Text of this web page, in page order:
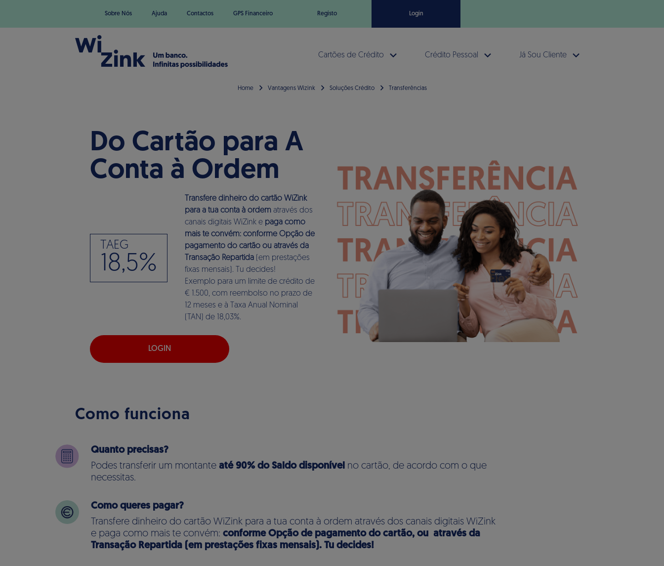
Sobre Nós Ajuda Contactos GPS Financeiro Registo Login
Cartões de Crédito Crédito Pessoal Já Sou Cliente
Home Vantagens Wizink Soluções Crédito Transferências
Do Cartão para A
Conta à Ordem
Transfere dinheiro do cartão WiZink
para a tua conta à ordem através dos
canais digitais WiZink e paga como
mais te convém: conforme Opção de
pagamento do cartão ou através da
Transação Repartida (em prestações
fixas mensais). Tu decides!
Exemplo para um limite de crédito de
€ 1.500, com reembolso no prazo de
12 meses e à Taxa Anual Nominal
(TAN) de 18,03%.
TAEG
18,5%
LOGIN
Como funciona
Quanto precisas?
Podes transferir um montante até 90% do Saldo disponível no cartão, de acordo com o que
necessitas.
Como queres pagar?
Transfere dinheiro do cartão WiZink para a tua conta à ordem através dos canais digitais WiZink
e paga como mais te convém: conforme Opção de pagamento do cartão, ou através da
Transação Repartida (em prestações fixas mensais). Tu decides!